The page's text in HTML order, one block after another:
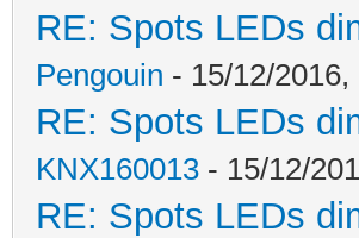
RE: Spots LEDs
Pengouin - 15/12/2016,
RE: Spots LEDs
KNX160013 - 15/12/
RE: Spots LEDs